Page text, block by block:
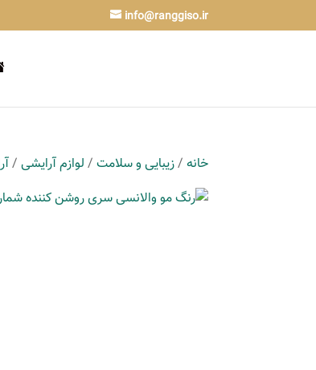
info@ranggiso.ir
خانه /زیبایی و سلامت / لوازم آرایشی /